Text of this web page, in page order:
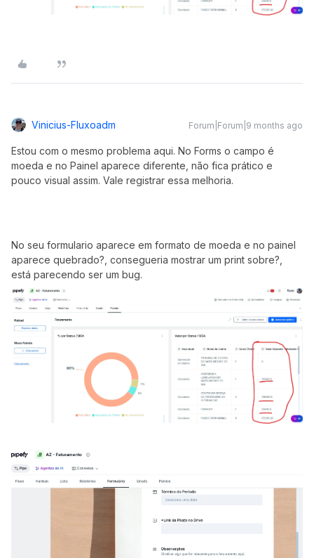
Vinicius-Fluxoadm Forum|Forum|9 months ago
Estou com o mesmo problema aqui. No Forms o campo é
moeda e no Painel aparece diferente, não fica prático e
pouco visual assim. Vale registrar essa melhoria.
No seu formulario aparece em formato de moeda e no painel
aparece quebrado?, consegueria mostrar um print sobre?,
está parecendo ser um bug.